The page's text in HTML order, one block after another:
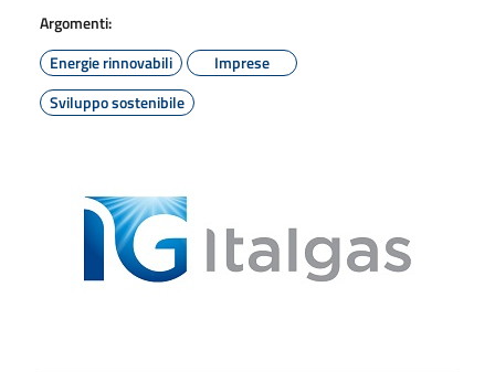
Argomenti:
Energie rinnovabili
Imprese
Sviluppo sostenibile